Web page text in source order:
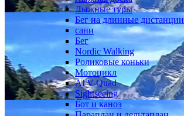
Лыжные туры
Бег на длинные дистанции
сани
Бег
Nordic Walking
Роликовые коньки
Мотоцикл
ATV-Quad
Sightseeing
Бот и каноэ